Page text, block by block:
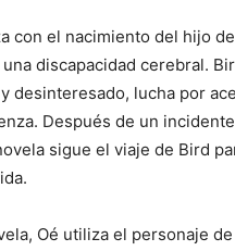
con el nacimiento del hijo
discapacidad cerebral.
desinteresado, lucha por
Después de un
sigue el viaje de Bird
Oé utiliza el personaje